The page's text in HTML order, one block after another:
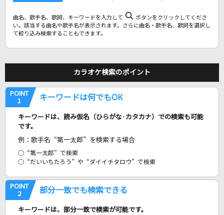
全国りれき
リアルタイムで歌われている曲の一覧
田中昌之&大門一也
[生音]シュガーソングとビターステップ
UNISON SQUARE GARDEN
好きすぎて滅！
M!LK
俺の人生
どば師匠【レイクレ】
曲名、歌手名、歌詞、キーワードを入力して
ボタンをクリックしてくださ
い。該当する曲名や歌手名が表示されます。さらに曲名・歌手名、歌詞を選択し
て絞り込み検索することもできます。
カラオケ検索のポイント
POINT
1
キーワードは何でもOK
キーワードは、読み仮名（ひらがな·カタカナ）での検索も可能
です。
例：歌手名 “第一太郎” を検索する場合
“第一太郎” で検索
“だいいちたろう” や “ダイイチタロウ” で検索
POINT
2
部分一致でも検索できる
キーワードは、部分一致で検索が可能です。